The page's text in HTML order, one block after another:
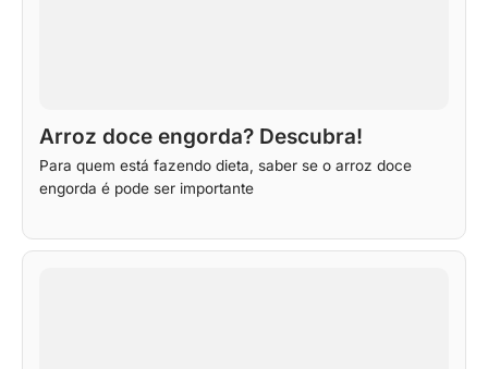
Arroz doce engorda? Descubra!
Para quem está fazendo dieta, saber se o arroz doce
engorda é pode ser importante